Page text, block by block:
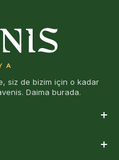
siz de bizim için o kadar
Daima burada.